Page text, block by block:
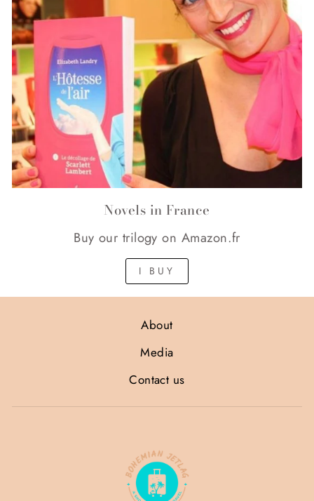
Novels in France
Buy our trilogy on Amazon.fr
I BUY
About
Media
Contact us